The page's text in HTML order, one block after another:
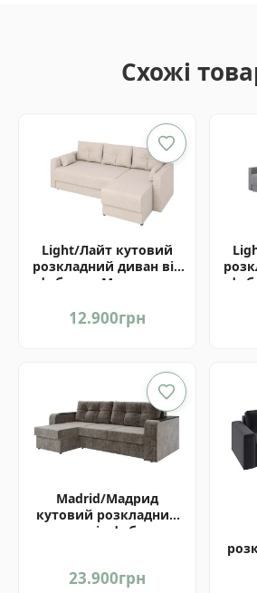
Схожі
Light/Лайт кутовий
розкладний диван від
фабрики Матролюкс
12.900грн
Madrid/Мадрид
кутовий розкладний
диван від фабрики
23.900грн